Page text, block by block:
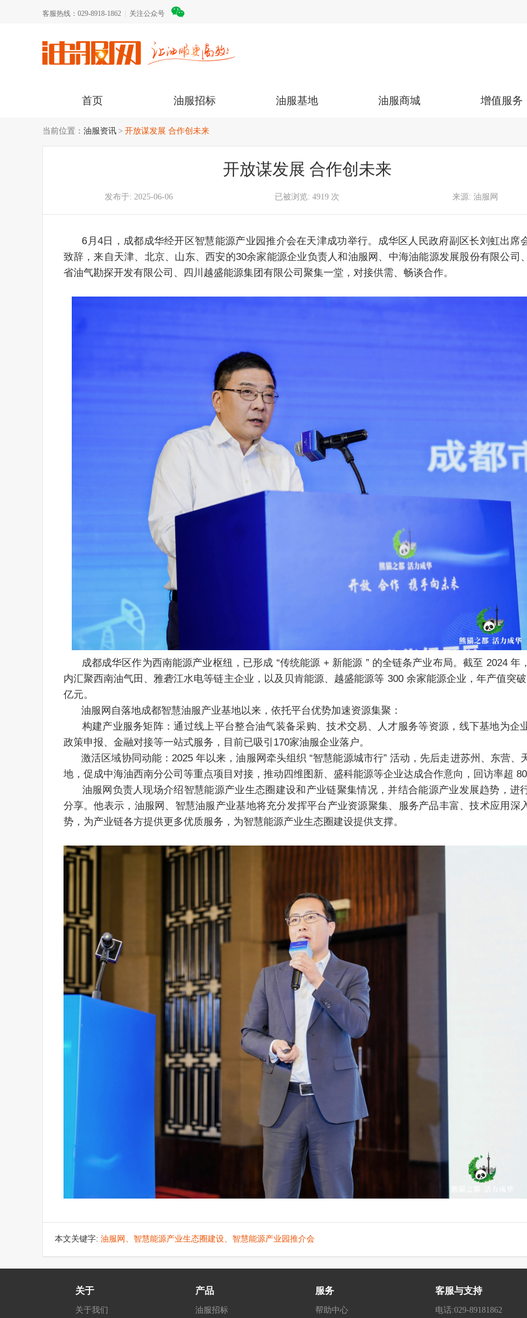
客服热线：029-8918-1862 关注公众号
首页 油服招标 油服基地 油服商城 增值服务
当前位置： 油服资讯 开放谋发展 合作创未来
开放谋发展 合作创未来
发布于: 2025-06-06 已被浏览: 4919次 来源:油服网
      6月4日，成都成华经开区智慧能源产业园推介会在天津成功举行。成华区人民政府副区长刘虹出席会议并
致辞，来自天津、北京、山东、西安的30余家能源企业负责人和油服网、中海油能源发展股份有限公司
省油气勘探开发有限公司、四川越盛能源集团有限公司聚集一堂，对接供需、畅谈合作。
内汇聚西南油气田、雅砻江水电等链主企业，以及贝肯能源、越盛能源等 300 余家能源企业，年产值突
亿元。
      油服网自落地成都智慧油服产业基地以来，依托平台优势加速资源集聚：
政策申报、金融对接等一站式服务，目前已吸引170家油服企业落户。
      激活区域协同动能：2025 年以来，油服网牵头组织 “智慧能源城市行” 活动，先后走进苏州、东营、天津等
地，促成中海油西南分公司等重点项目对接，推动四维图新、盛科能源等企业达成合作意向，回访率超
分享。他表示，油服网、智慧油服产业基地将充分发挥平台产业资源聚集、服务产品丰富、技术应用深
势，为产业链各方提供更多优质服务，为智慧能源产业生态圈建设提供支撑。
本文关键字: 油服网、智慧能源产业生态圈建设、智慧能源产业园推介会
关于
关于我们
产品
油服招标
服务
帮助中心
客服与支持
电话:029-89181862